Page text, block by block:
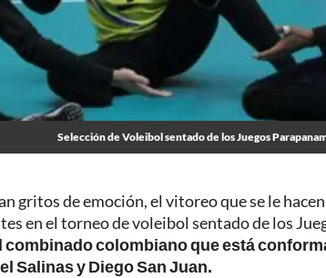
Selección de Voleibol sentado de los Juegos
gritos de emoción, el vitoreo que se le
en el torneo de voleibol sentado de los
combinado colombiano que está
Salinas y Diego San Juan.